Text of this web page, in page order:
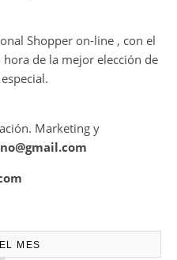
Shopper on-line , con el
de la mejor elección de
Marketing y
MES